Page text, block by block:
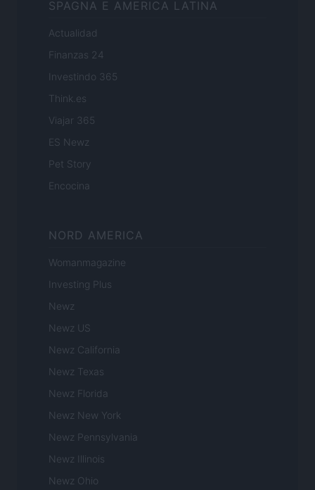
SPAGNA E AMERICA LATINA
Actualidad
Finanzas 24
Investindo 365
Think.es
Viajar 365
ES Newz
Pet Story
Encocina
NORD AMERICA
Womanmagazine
Investing Plus
Newz
Newz US
Newz California
Newz Texas
Newz Florida
Newz New York
Newz Pennsylvania
Newz Illinois
Newz Ohio